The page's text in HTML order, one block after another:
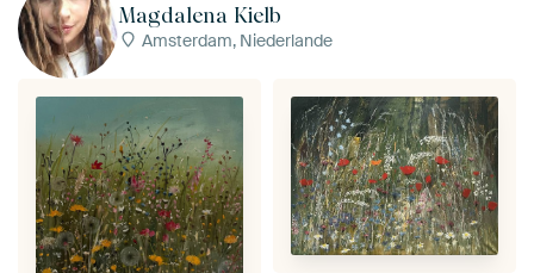
Magdalena Kielb
Amsterdam, Niederlande